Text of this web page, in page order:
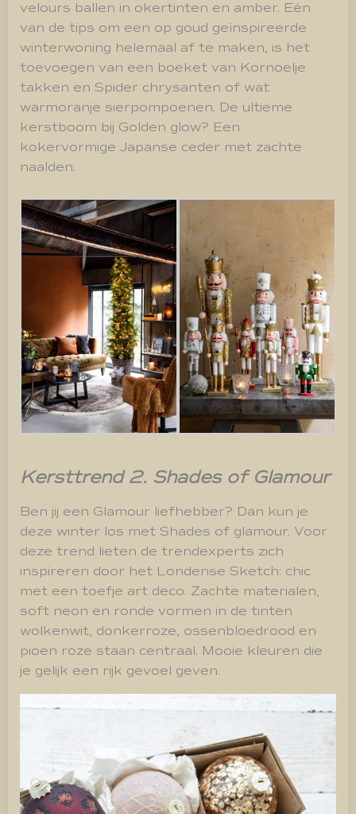
velours ballen in okertinten en amber. Eén
van de tips om een op goud geïnspireerde
winterwoning helemaal af te maken, is het
toevoegen van een boeket van Kornoelje
takken en Spider chrysanten of wat
warmoranje sierpompoenen. De ultieme
kerstboom bij Golden glow? Een
kokervormige Japanse ceder met zachte
naalden.
Kersttrend 2. Shades of Glamour
Ben jij een Glamour liefhebber? Dan kun je
deze winter los met Shades of glamour. Voor
deze trend lieten de trendexperts zich
inspireren door het Londense Sketch: chic
met een toefje art deco. Zachte materialen,
soft neon en ronde vormen in de tinten
wolkenwit, donkerroze, ossenbloedrood en
pioen roze staan centraal. Mooie kleuren die
je gelijk een rijk gevoel geven.